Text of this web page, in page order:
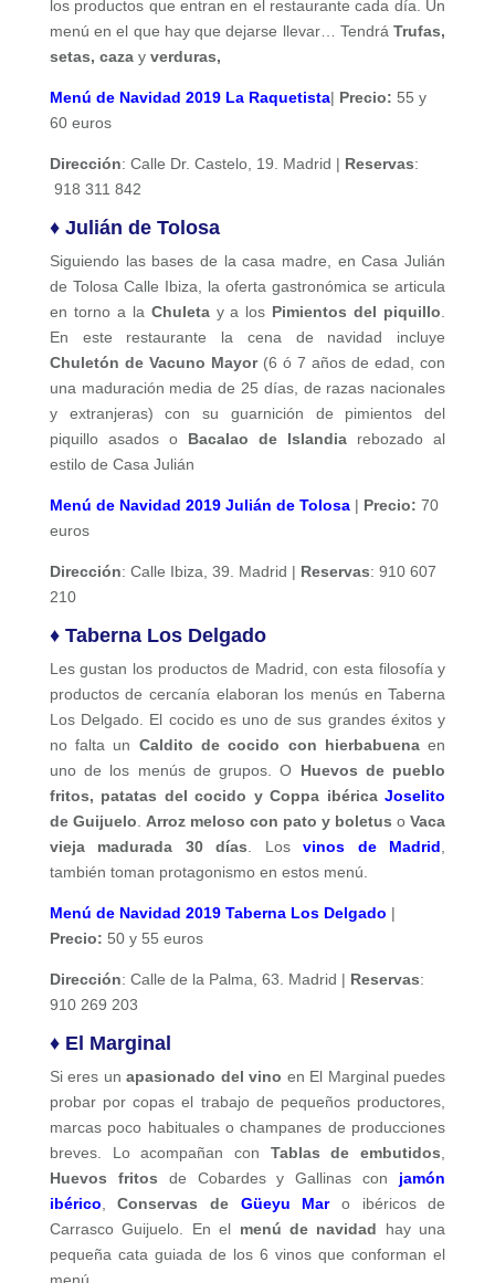
los productos que entran en el restaurante cada día. Un
menú en el que hay que dejarse llevar… TendráTrufas,
setas, caza yverduras,
Menú de Navidad 2019 La Raquetista| Precio: 55 y
60 euros
Dirección: Calle Dr. Castelo, 19. Madrid | Reservas:
918 311 842
♦ Julián de Tolosa
Siguiendo las bases de la casa madre, en Casa Julián
de Tolosa Calle Ibiza, la oferta gastronómica se articula
en torno a la Chuletay a los Pimientos del piquillo
En este restaurante la cena de navidad incluye
Chuletón de Vacuno Mayor(6 ó 7 años de edad, con
una maduración media de 25 días, de razas nacionales
y extranjeras) con su guarnición de pimientos del
piquillo asados o Bacalao de Islandia rebozado al
estilo de Casa Julián
Menú de Navidad 2019 Julián de Tolosa | Precio: 70
euros
Dirección: Calle Ibiza, 39. Madrid | Reservas: 910 607
210
♦ Taberna Los Delgado
Les gustan los productos de Madrid, con esta filosofía y
productos de cercanía elaboran los menús en Taberna
Los Delgado. El cocido es uno de sus grandes éxitos y
no falta un Caldito de cocido con hierbabuenaen
uno de los menús de grupos. O Huevos de pueblo
fritos, patatas del cocido y Coppa ibéricaJoselito
de Guijuelo
Arroz meloso con pato y boletus oVaca
vieja madurada 30 días . Losvinos de Madrid
también toman protagonismo en estos menú.
Menú de Navidad 2019 Taberna Los Delgado |
Precio: 50 y 55 euros
Dirección: Calle de la Palma, 63. Madrid | Reservas:
910 269 203
♦ El Marginal
Si eres unapasionado del vino en El Marginal puedes
probar por copas el trabajo de pequeños productores,
marcas poco habituales o champanes de producciones
breves. Lo acompañan con Tablas de embutidos
Huevos fritos de Cobardes y Gallinas con jamón
ibérico ,Conservas de Güeyu Maro ibéricos de
Carrasco Guijuelo. En el menú de navidad hay una
pequeña cata guiada de los 6 vinos que conforman el
menú.